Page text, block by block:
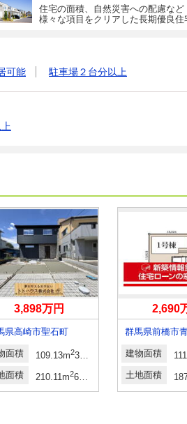
住宅の面積、自然災害への配慮など
様々な項目をクリアした長期優良住
可能 駐車場２台分以上
3,898万円
県高崎市聖石町
面積 109.13m233.01坪
面積
210.11m263.55坪
2,690
群馬県前橋市
建物面積
土地面積